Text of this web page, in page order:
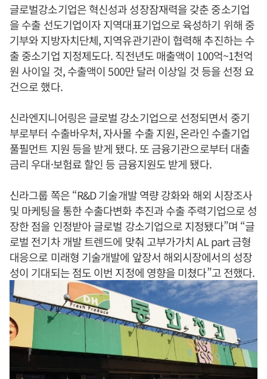
글로벌강소기업은 혁신성과 성장잠재력을 갖춘 중소기업
을 수출 선도기업이자 지역대표기업으로 육성하기 위해 중
기부와 지방자치단체, 지역유관기관이 협력해 추진하는 수
출 중소기업 지정제도다. 직전년도 매출액이 100억~1천억
원 사이일 것, 수출액이 500만 달러 이상일 것 등을 선정 요
건으로 했다.
신라엔지니어링은 글로벌 강소기업으로 선정되면서 중기
부로부터 수출바우처, 자사몰 수출 지원, 온라인 수출기업
풀필먼트 지원 등을 받게 됐다. 또 금융기관으로부터 대출
금리 우대·보험료 할인 등 금융지원도 받게 됐다.
신라그룹 쪽은 “R&D 기술개발 역량 강화와 해외 시장조사
및 마케팅을 통한 수출다변화 추진과 수출 주력기업으로 성
장한 점을 인정받아 글로벌 강소기업으로 지정됐다”며 “글
로벌 전기차 개발 트렌드에 맞춰 고부가가치 AL part 금형
대응으로 미래형 기술개발에 앞장서 해외시장에서의 성장
성이 기대되는 점도 이번 지정에 영향을 미쳤다”고 전했다.